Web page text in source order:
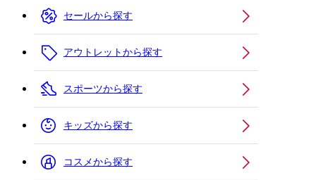
セールから探す
アウトレットから探す
スポーツから探す
キッズから探す
コスメから探す